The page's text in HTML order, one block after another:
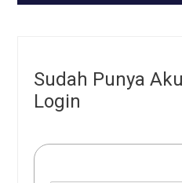
Sudah Punya
Login